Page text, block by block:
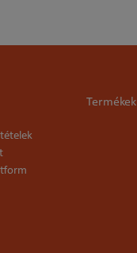
Termékek